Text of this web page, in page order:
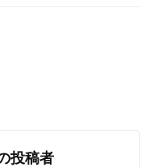
投稿者